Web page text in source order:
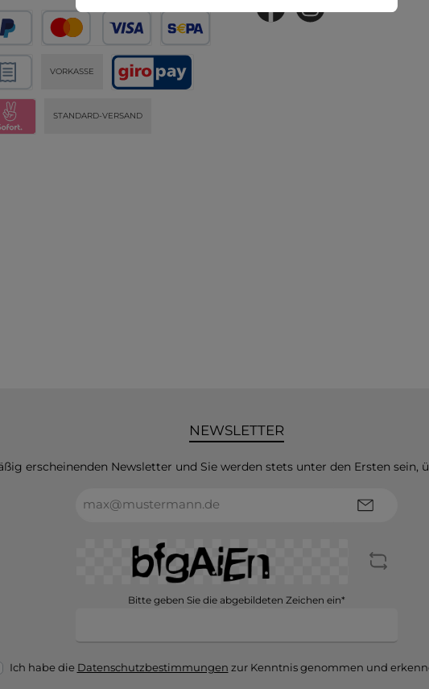
VORKASSE
STANDARD-VERSAND
NEWSLETTER
erscheinenden Newsletter und Sie werden stets unter den Ersten
Mail-
Bitte geben Sie die abgebildeten Zeichen ein*
Ich habe die Datenschutzbestimmungen zur Kenntnis genommen und